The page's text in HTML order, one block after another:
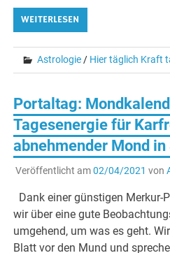
WEITERLESEN
Astrologie/ Hier täglich Kraft
Portaltag:
Tagesenergie für
abnehmender Mond in
Veröffentlicht am02/04/2021 von
Dank einer günstigen Merkur-
wir über eine gute
umgehend, um was es geht.
Blatt vor den Mund und